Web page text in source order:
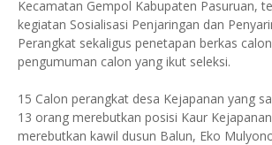
Kecamatan Gempol Kabupaten Pasuruan,
kegiatan Sosialisasi Penjaringan dan
Perangkat sekaligus penetapan berkas
pengumuman calon yang ikut seleksi.
15 Calon perangkat desa Kejapanan yang
13 orang merebutkan posisi Kaur
merebutkan kawil dusun Balun, Eko